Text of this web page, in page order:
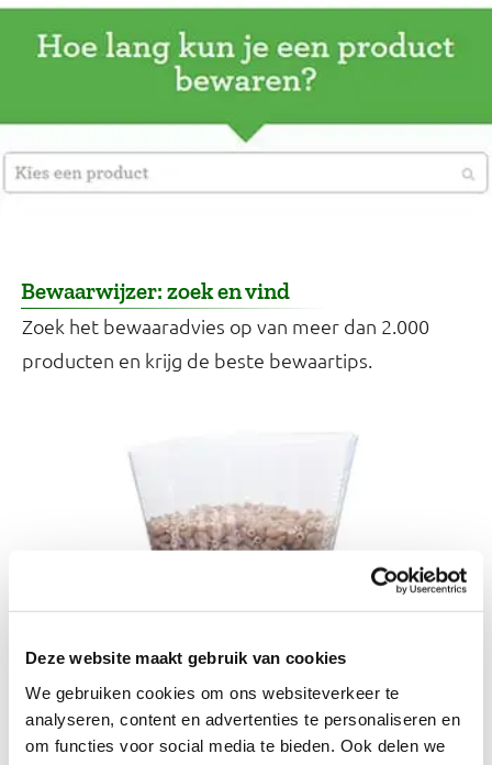
Deze website maakt gebruik van cookies
We gebruiken cookies om ons websiteverkeer te
analyseren, content en advertenties te personaliseren en
om functies voor social media te bieden. Ook delen we
Bewaarwijzer: zoek en vind
Zoek het bewaaradvies op van meer dan 2.000
producten en krijg de beste bewaartips.
Eetmaatje: probeer het zelf